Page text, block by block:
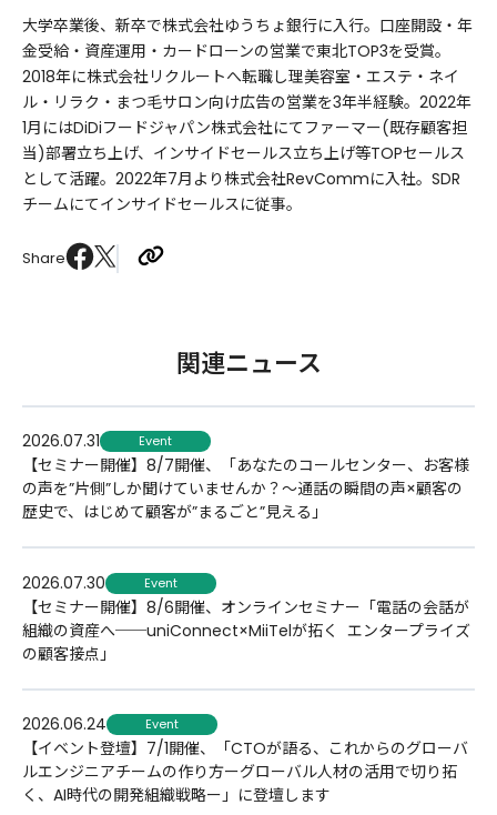
大学卒業後、新卒で株式会社ゆうちょ銀行に入行。口座開設・年
金受給・資産運用・カードローンの営業で東北TOP3を受賞。
2018年に株式会社リクルートへ転職し理美容室・エステ・ネイ
ル・リラク・まつ毛サロン向け広告の営業を3年半経験。2022年
1月にはDiDiフードジャパン株式会社にてファーマー(既存顧客担
当)部署立ち上げ、インサイドセールス立ち上げ等TOPセールス
として活躍。2022年7月より株式会社RevCommに入社。SDR
チームにてインサイドセールスに従事。
Share
関連ニュース
2026.07.31 Event
【セミナー開催】8/7開催、「あなたのコールセンター、お客様
の声を”片側”しか聞けていませんか？〜通話の瞬間の声×顧客の
歴史で、はじめて顧客が”まるごと”見える」
2026.07.30 Event
【セミナー開催】8/6開催、オンラインセミナー「電話の会話が
組織の資産へ──uniConnect×MiiTelが拓く​ エンタープライズ
の顧客接点」
2026.06.24 Event
【イベント登壇】7/1開催、「CTOが語る、これからのグローバ
ルエンジニアチームの作り方ーグローバル人材の活用で切り拓
く、AI時代の開発組織戦略ー」に登壇します